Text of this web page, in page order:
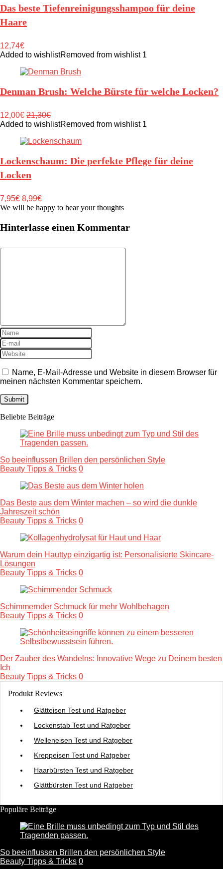
Das beste Tiefenreinigungsshampoo für deine
Haare
12,74€
Added to wishlistRemoved from wishlist 1
Denman Brush: Welche Bürste für welche Locken?
12,00€ 21,30€
Added to wishlistRemoved from wishlist 1
Lockenschaum: Die perfekte Pflege für deine
Locken
7,95€ 8,99€
We will be happy to hear your thoughts
Hinterlasse einen Kommentar
Name, E-Mail-Adresse und Website in diesem Browser für
meinen nächsten Kommentar speichern.
Beliebte Beiträge
So beeinflussen Brillen den persönlichen Style
Beauty Tipps & Tricks 0
Das Beste aus dem Winter machen – so wird die dunkle
Jahreszeit schön
Beauty Tipps & Tricks 0
Warum dein Hauttyp einzigartig ist: Personalisierte Skincare-
Lösungen
Beauty Tipps & Tricks 0
Schimmernder Schmuck für mehr Wohlbehagen
Beauty Tipps & Tricks 0
Der Zauber des Wandelns: Innovative Wege zu Deinem besten
Ich
Beauty Tipps & Tricks 0
Produkt Reviews
Glätteisen Test und Ratgeber
Lockenstab Test und Ratgeber
Welleneisen Test und Ratgeber
Kreppeisen Test und Ratgeber
Haarbürsten Test und Ratgeber
Glättbürsten Test und Ratgeber
Populäre Beiträge
So beeinflussen Brillen den persönlichen Style
Beauty Tipps & Tricks 0